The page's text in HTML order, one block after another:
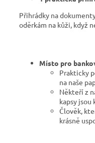
Přihrádky na
oděrkám na kůži, když
Místo pro
Prakticky
na naše
Někteří z
kapsy jsou
Člověk,
krásně